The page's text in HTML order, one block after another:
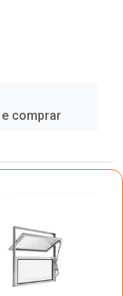
comprar